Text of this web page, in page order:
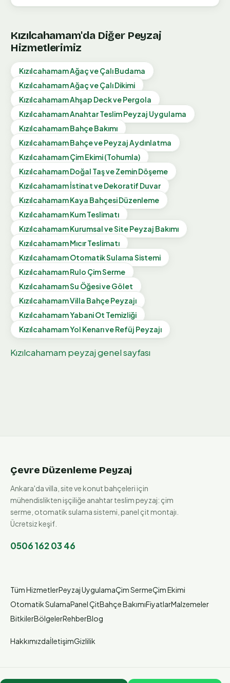
Kızılcahamam'da Diğer Peyzaj
Hizmetlerimiz
KızılcahamamAğaç ve Çalı Budama
KızılcahamamAğaç ve Çalı Dikimi
KızılcahamamAhşap Deck ve Pergola
KızılcahamamAnahtar Teslim Peyzaj Uygulama
KızılcahamamBahçe Bakımı
KızılcahamamBahçe ve Peyzaj Aydınlatma
KızılcahamamÇim Ekimi (Tohumla)
KızılcahamamDoğal Taş ve Zemin Döşeme
Kızılcahamamİstinat ve Dekoratif Duvar
KızılcahamamKaya Bahçesi Düzenleme
KızılcahamamKum Teslimatı
KızılcahamamKurumsal ve Site Peyzaj Bakımı
KızılcahamamMıcır Teslimatı
KızılcahamamOtomatik Sulama Sistemi
KızılcahamamRulo Çim Serme
KızılcahamamSu Öğesi ve Gölet
KızılcahamamVilla Bahçe Peyzajı
KızılcahamamYabani Ot Temizliği
KızılcahamamYol Kenarı ve Refüj Peyzajı
Kızılcahamam peyzaj genel sayfası
Çevre Düzenleme Peyzaj
Ankara'da villa, site ve konut bahçeleri için
mühendislikten işçiliğe anahtar teslim peyzaj: çim
serme, otomatik sulama sistemi, panel çit montajı.
Ücretsiz keşif.
0506 162 03 46
Tüm HizmetlerPeyzaj UygulamaÇim SermeÇim Ekimi
Otomatik SulamaPanel ÇitBahçe BakımıFiyatlarMalzemeler
BitkilerBölgelerRehberBlog
HakkımızdaİletişimGizlilik